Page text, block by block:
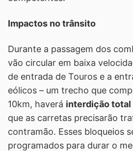
Impactos no trânsito
Durante a passagem dos
vão circular em baixa
de entrada de Touros e a
eólicos – um trecho que
10km, haverá interdição total
que as carretas precisarão
contramão. Esses bloqueios
programados para durar o